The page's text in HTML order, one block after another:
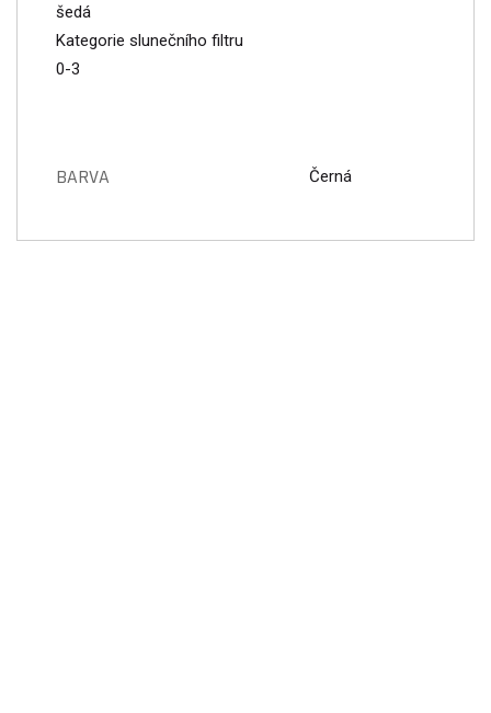
šedá
Kategorie slunečního filtru
0-3
BARVA Černá